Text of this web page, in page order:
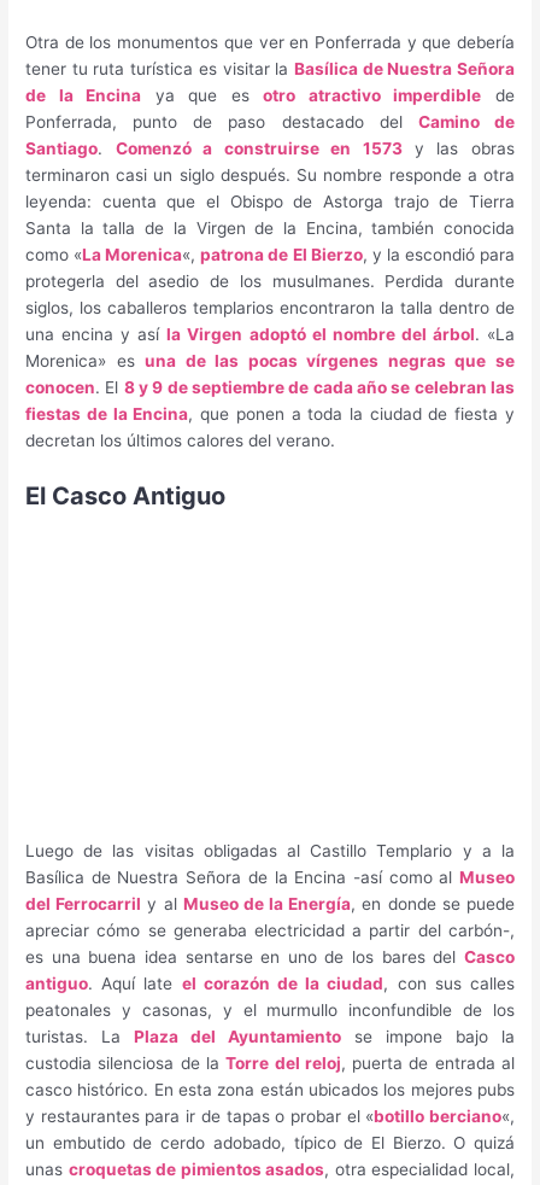
Otra de los monumentos que ver en Ponferrada y que debería
tener tu ruta turística es visitar la Basílica de Nuestra Señora
de la Encina ya que esotro atractivo imperdible de
Ponferrada, punto de paso destacado del Camino de
Santiago. Comenzó a construirse en 1573y las obras
terminaron casi un siglo después. Su nombre responde a otra
leyenda: cuenta que el Obispo de Astorga trajo de Tierra
Santa la talla de la Virgen de la Encina, también conocida
como «La Morenica«,patrona de El Bierzo, y la escondió para
protegerla del asedio de los musulmanes. Perdida durante
siglos, los caballeros templarios encontraron la talla dentro de
una encina y asíla Virgen adoptó el nombre del árbol. «La
Morenica» esuna de las pocas vírgenes negras que se
conocen. El 8 y 9 de septiembre de cada año se celebran las
fiestas de la Encina, que ponen a toda la ciudad de fiesta y
decretan los últimos calores del verano.
El Casco Antiguo
Luego de las visitas obligadas al Castillo Templario y a la
Basílica de Nuestra Señora de la Encina -así como al Museo
del Ferrocarril y al Museo de la Energía, en donde se puede
apreciar cómo se generaba electricidad a partir del carbón-,
es una buena idea sentarse en uno de los bares del Casco
antiguo. Aquí late el corazón de la ciudad, con sus calles
peatonales y casonas, y el murmullo inconfundible de los
turistas. LaPlaza del Ayuntamiento se impone bajo la
custodia silenciosa de laTorre del reloj, puerta de entrada al
casco histórico. En esta zona están ubicados los mejores pubs
y restaurantes para ir de tapas o probar el «botillo berciano«,
un embutido de cerdo adobado, típico de El Bierzo. O quizá
unas croquetas de pimientos asados, otra especialidad local,